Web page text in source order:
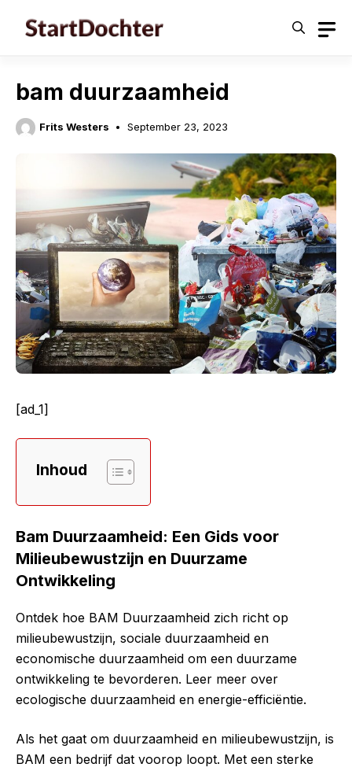
bam duurzaamheid
Frits Westers September 23, 2023
[ad_1]
Inhoud
Bam Duurzaamheid: Een Gids voor
Milieubewustzijn en Duurzame
Ontwikkeling
Ontdek hoe BAM Duurzaamheid zich richt op
milieubewustzijn, sociale duurzaamheid en
economische duurzaamheid om een duurzame
ontwikkeling te bevorderen. Leer meer over
ecologische duurzaamheid en energie-efficiëntie.
Als het gaat om duurzaamheid en milieubewustzijn, is
BAM een bedrijf dat voorop loopt. Met een sterke